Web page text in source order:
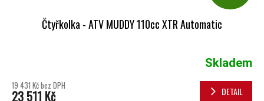
Čtyřkolka - ATV MUDDY 110cc XTR Automatic
Skladem
19 431 Kč bez DPH
23 511 Kč DETAIL